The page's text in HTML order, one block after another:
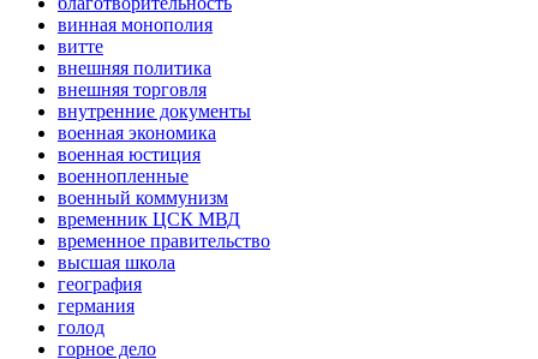
винная монополия
витте
внешняя политика
внешняя торговля
внутренние документы
военная экономика
военная юстиция
военнопленные
военный коммунизм
временник ЦСК МВД
временное правительство
высшая школа
география
германия
голод
горное дело